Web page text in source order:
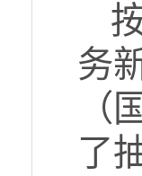
务
（
了